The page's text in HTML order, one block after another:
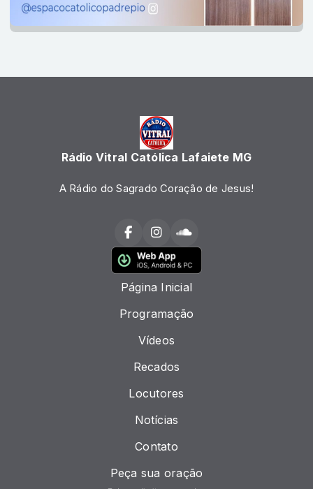
Rádio Vitral Católica Lafaiete MG
A Rádio do Sagrado Coração de Jesus!
Página Inicial
Programação
Vídeos
Recados
Locutores
Notícias
Contato
Peça sua oração